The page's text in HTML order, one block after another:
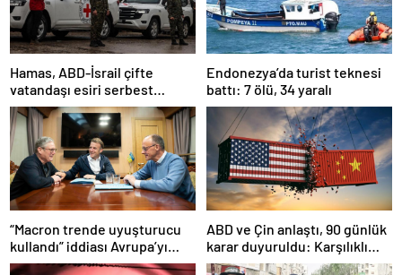
Hamas, ABD-İsrail çifte
vatandaşı esiri serbest
bırakacağını duyurdu
Endonezya’da turist teknesi
battı: 7 ölü, 34 yaralı
“Macron trende uyuşturucu
kullandı” iddiası Avrupa’yı
karıştırmıştı: Fransa’dan
ABD ve Çin anlaştı, 90 günlük
karar duyuruldu: Karşılıklı
tarife indirimi geldi!